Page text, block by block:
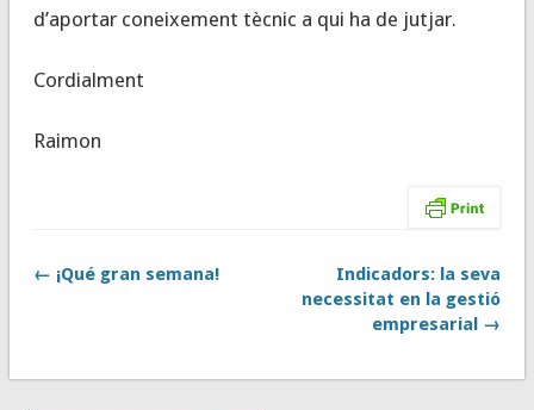
d’aportar coneixement tècnic a qui ha de jutjar.
Cordialment
Raimon
← ¡Qué gran semana!
Indicadors: la seva
necessitat en la gestió
empresarial →